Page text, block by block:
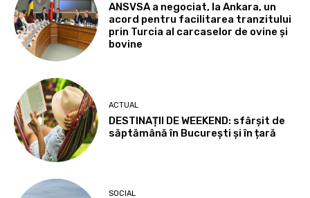
ANSVSA a negociat, la Ankara, un
acord pentru facilitarea tranzitului
prin Turcia al carcaselor de ovine și
bovine
ACTUAL
DESTINAȚII DE WEEKEND: sfârșit de
săptămână în București și în țară
SOCIAL